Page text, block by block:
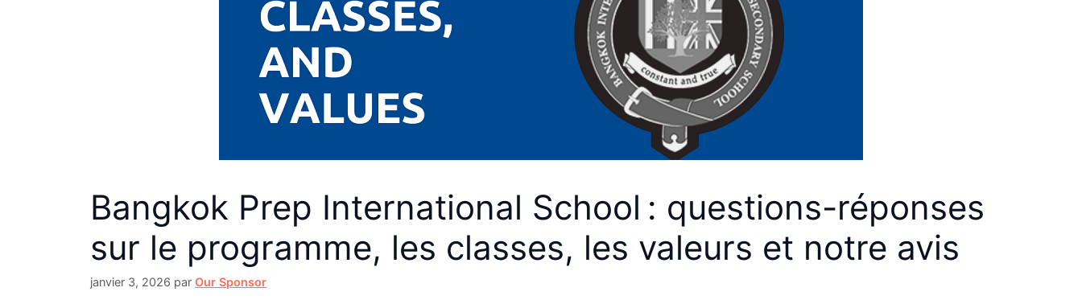
Bangkok Prep International School : questions-réponses
sur le programme, les classes, les valeurs et notre avis
janvier 3, 2026 par Our Sponsor